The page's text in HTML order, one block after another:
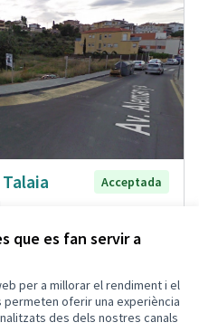
que es fan servir a
per a millorar el rendiment i el
oferir una experiència
des dels nostres canals
Acceptada